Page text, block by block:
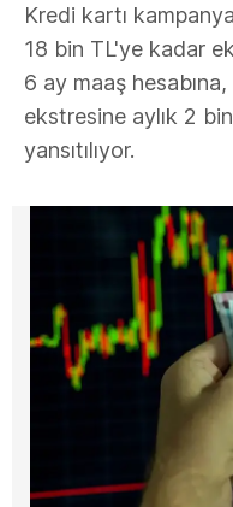
Kredi kartı
18 bin TL'ye kadar
6 ay maaş
ekstresine aylık 2
yansıtılıyor.